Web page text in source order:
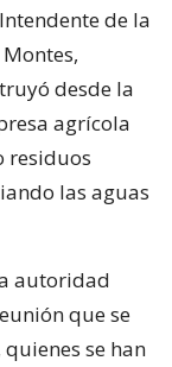
de la
desde la
agrícola
residuos
las aguas
autoridad
que se
se han